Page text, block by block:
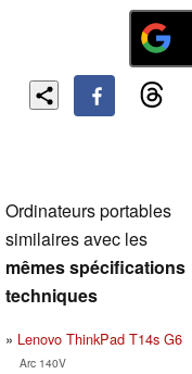
Ordinateurs portables
similaires avec les
mêmes spécifications
techniques
Lenovo ThinkPad T14s G6
Arc 140V